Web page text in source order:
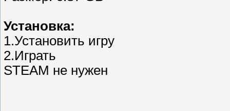
Установка:
1.Установить игру
2.Играть
STEAM не нужен